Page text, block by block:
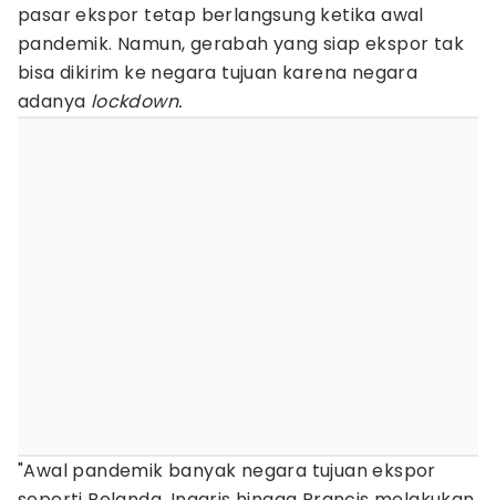
pasar ekspor tetap berlangsung ketika awal
pandemik. Namun, gerabah yang siap ekspor tak
bisa dikirim ke negara tujuan karena negara
adanya lockdown.
"Awal pandemik banyak negara tujuan ekspor